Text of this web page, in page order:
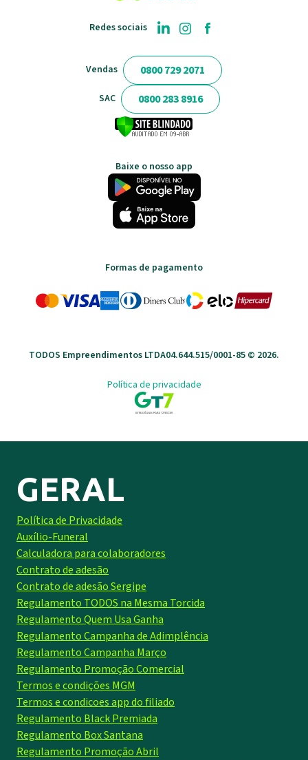
Redes sociais
Vendas 0800 729 2071
SAC 0800 283 8916
Baixe o nosso app
Formas de pagamento
TODOS Empreendimentos LTDA04.644.515/0001-85 © 2026.
Política de privacidade
GERAL
Política de Privacidade
Auxílio-Funeral
Calculadora para colaboradores
Contrato de adesão
Contrato de adesão Sergipe
Regulamento TODOS na Mesma Torcida
Regulamento Quem Usa Ganha
Regulamento Campanha de Adimplência
Regulamento Campanha Março
Regulamento Promoção Comercial
Termos e condições MGM
Termos e condicoes app do filiado
Regulamento Black Premiada
Regulamento Box Santana
Regulamento Promoção Abril